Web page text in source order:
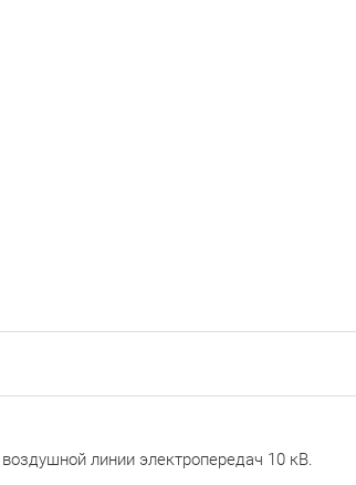
линии электропередач 10 кВ.